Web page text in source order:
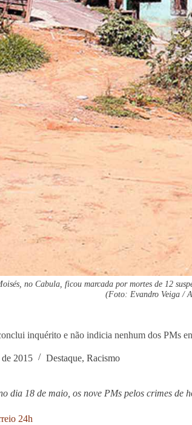
no Cabula, ficou marcada por mortes de 12
(Foto: Evandro Veiga /
inquérito e não indicia nenhum dos PMs
2015 Destaque, Racismo
dia 18 de maio, os nove PMs pelos crimes
24h